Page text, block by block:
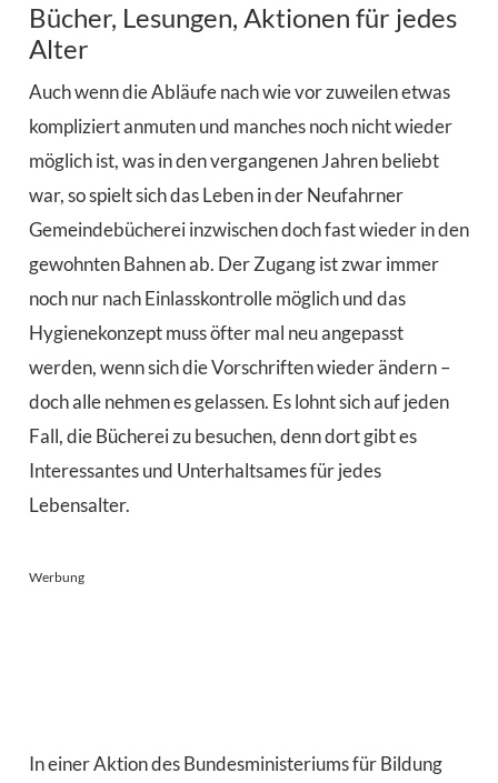
Bücher, Lesungen, Aktionen für jedes
Alter
Auch wenn die Abläufe nach wie vor zuweilen etwas
kompliziert anmuten und manches noch nicht wieder
möglich ist, was in den vergangenen Jahren beliebt
war, so spielt sich das Leben in der Neufahrner
Gemeindebücherei inzwischen doch fast wieder in den
gewohnten Bahnen ab. Der Zugang ist zwar immer
noch nur nach Einlasskontrolle möglich und das
Hygienekonzept muss öfter mal neu angepasst
werden, wenn sich die Vorschriften wieder ändern –
doch alle nehmen es gelassen. Es lohnt sich auf jeden
Fall, die Bücherei zu besuchen, denn dort gibt es
Interessantes und Unterhaltsames für jedes
Lebensalter.
Werbung
In einer Aktion des Bundesministeriums für Bildung